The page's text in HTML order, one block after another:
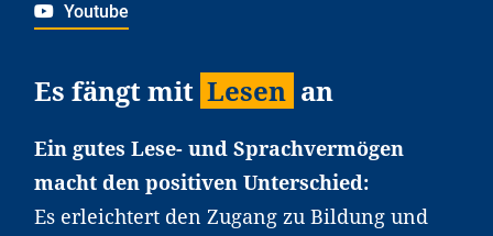
Youtube
Es fängt mit Lesen an
Ein gutes Lese- und Sprachvermögen
macht den positiven Unterschied:
Es erleichtert den Zugang zu Bildung und